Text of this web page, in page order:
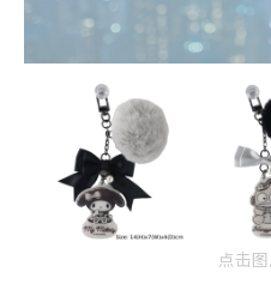
点击